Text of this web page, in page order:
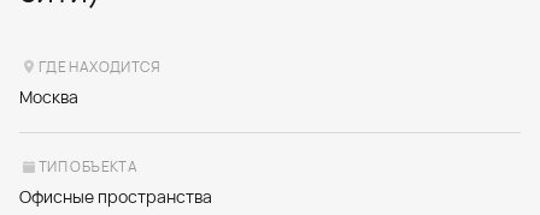
ГДЕ НАХОДИТСЯ
Москва
ТИП ОБЪЕКТА
Офисные пространства